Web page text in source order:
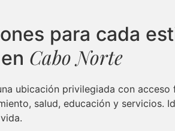
para cada
Cabo Norte
ubicación privilegiada con acceso
salud, educación y servicios.